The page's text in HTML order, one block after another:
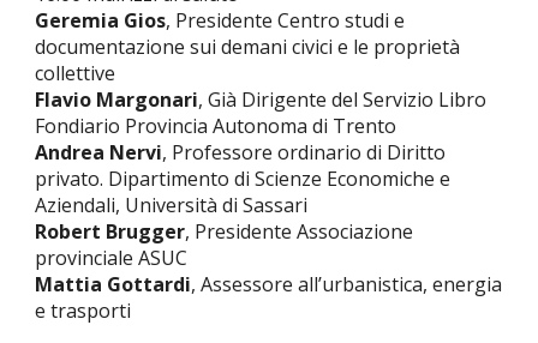
Geremia Gios, Presidente Centro studi e
documentazione sui demani civici e le proprietà
collettive
Flavio Margonari, Già Dirigente del Servizio Libro
Fondiario Provincia Autonoma di Trento
Andrea Nervi, Professore ordinario di Diritto
privato. Dipartimento di Scienze Economiche e
Aziendali, Università di Sassari
Robert Brugger, Presidente Associazione
provinciale ASUC
Mattia Gottardi, Assessore all’urbanistica, energia
e trasporti